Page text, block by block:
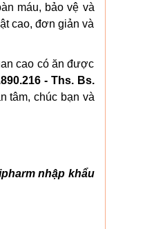
máu, bảo vệ và
cao, đơn giản và
cao có ăn được
- Ths. Bs.
tâm, chúc bạn và
nhập khẩu